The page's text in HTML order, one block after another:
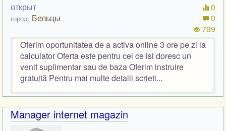
открыт
город: Бельцы
0
0
799
Oferim oportunitatea de a activa online 3 ore pe zi la
calculator Oferta este pentru cei ce isi doresc un
venit suplimentar sau de baza Oferim instruire
gratuită Pentru mai multe detalii scrieti...
Manager internet magazin